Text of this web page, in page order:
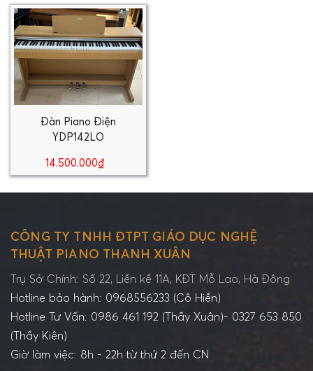
Đàn Piano Điện
YDP142LO
14.500.000₫
CÔNG TY TNHH ĐTPT GIÁO DỤC NGHỆ
THUẬT PIANO THANH XUÂN
Trụ Sở Chính: Số 22, Liền kề 11A, KĐT Mỗ Lao, Hà Đông
Hotline bảo hành: 0968556233 (Cô Hiền)
Hotline Tư Vấn: 0986 461 192 (Thầy Xuân)- 0327 653 850
(Thầy Kiên)
Giờ làm việc: 8h - 22h từ thứ 2 đến CN